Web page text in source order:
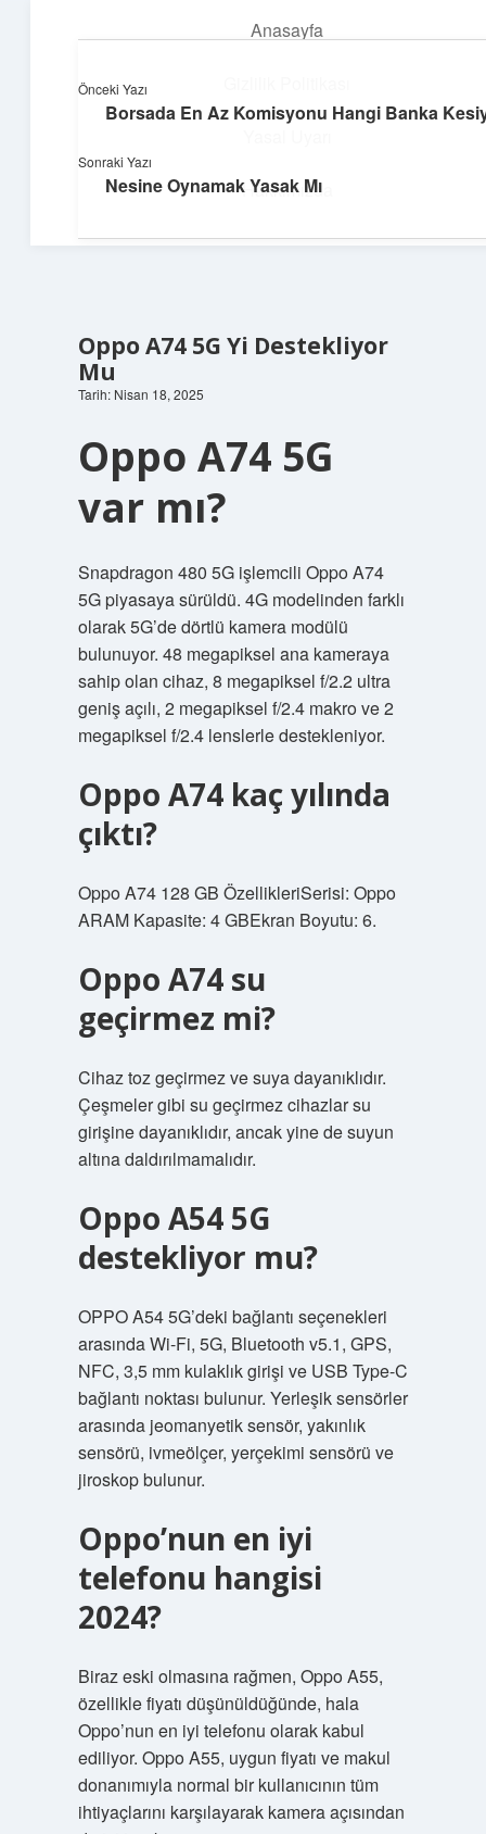
Anasayfa
Hakkımızda
Teknoloji ve Aşk
Dijital dünyada keyifli bir macera!
Oppo A74 5G Yi Destekliyor
Mu
Tarih: Nisan 18, 2025
Oppo A74 5G
var mı?
Snapdragon 480 5G işlemcili Oppo A74
5G piyasaya sürüldü. 4G modelinden farklı
olarak 5G’de dörtlü kamera modülü
bulunuyor. 48 megapiksel ana kameraya
sahip olan cihaz, 8 megapiksel f/2.2 ultra
geniş açılı, 2 megapiksel f/2.4 makro ve 2
megapiksel f/2.4 lenslerle destekleniyor.
Oppo A74 kaç yılında
çıktı?
Oppo A74 128 GB ÖzellikleriSerisi: Oppo
ARAM Kapasite: 4 GBEkran Boyutu: 6.
Oppo A74 su
geçirmez mi?
Cihaz toz geçirmez ve suya dayanıklıdır.
Çeşmeler gibi su geçirmez cihazlar su
girişine dayanıklıdır, ancak yine de suyun
altına daldırılmamalıdır.
Oppo A54 5G
destekliyor mu?
OPPO A54 5G’deki bağlantı seçenekleri
arasında Wi-Fi, 5G, Bluetooth v5.1, GPS,
NFC, 3,5 mm kulaklık girişi ve USB Type-C
bağlantı noktası bulunur. Yerleşik sensörler
arasında jeomanyetik sensör, yakınlık
sensörü, ivmeölçer, yerçekimi sensörü ve
jiroskop bulunur.
Oppo’nun en iyi
telefonu hangisi
2024?
Biraz eski olmasına rağmen, Oppo A55,
özellikle fiyatı düşünüldüğünde, hala
Oppo’nun en iyi telefonu olarak kabul
ediliyor. Oppo A55, uygun fiyatı ve makul
donanımıyla normal bir kullanıcının tüm
ihtiyaçlarını karşılayarak kamera açısından
Önceki Yazı
Borsada En Az Komisyonu Hangi Banka
Sonraki Yazı
Nesine Oynamak Yasak Mı